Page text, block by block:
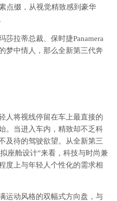
点缀，从视觉精致感到豪华
莎拉蒂总裁、保时捷Panamera
梦中情人，那么全新第三代奔
人将视线停留在车上最直接的
。当进入车内，精致却不乏科
及待的驾驶欲望。从全新第三
座舱设计”来看，科技与时尚兼
度上与年轻人个性化的需求相
运动风格的双幅式方向盘，与